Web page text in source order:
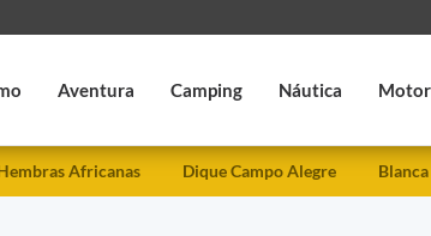
Aventura Camping Náutica
Africanas Dique Campo Alegre